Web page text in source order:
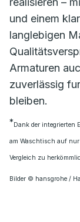
und einem
langlebigen
Armaturen
zuverlässig
bleiben.
*Dank der integrierten
am Waschtisch auf
Vergleich zu
Bilder © hansgrohe /